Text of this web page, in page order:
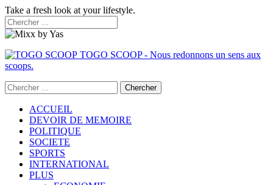
Take a fresh look at your lifestyle.
TOGO SCOOP - Nous redonnons un sens aux
scoops.
ACCUEIL
DEVOIR DE MEMOIRE
POLITIQUE
SOCIETE
SPORTS
INTERNATIONAL
PLUS